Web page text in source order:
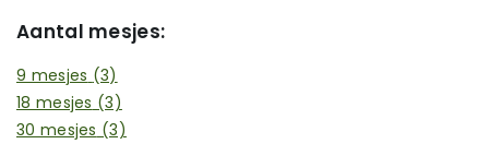
Aantal mesjes:
9 mesjes (3)
18 mesjes (3)
30 mesjes (3)